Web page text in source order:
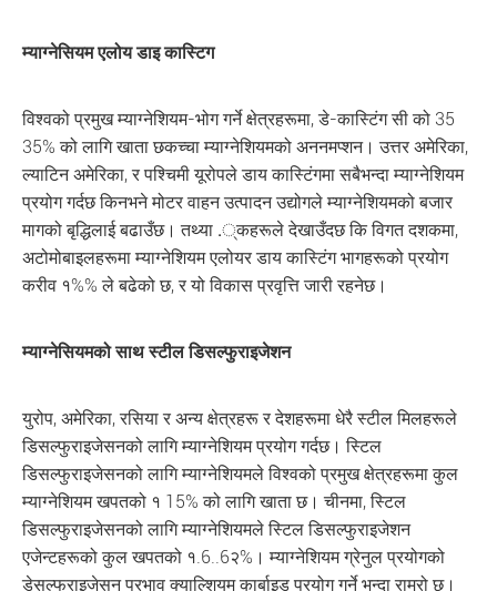
म्याग्नेसियम एलोय डाइ कास्टिग
विश्वको प्रमुख म्याग्नेशियम-भोग गर्ने क्षेत्रहरूमा, डे-कास्टिंग सी को 35
35% को लागि खाता छकच्चा म्याग्नेशियमको अननमप्शन। उत्तर अमेरिका,
ल्याटिन अमेरिका, र पश्चिमी यूरोपले डाय कास्टिंगमा सबैभन्दा म्याग्नेशियम
प्रयोग गर्दछ किनभने मोटर वाहन उत्पादन उद्योगले म्याग्नेशियमको बजार
मागको बृद्धिलाई बढाउँछ। तथ्या .्कहरूले देखाउँदछ कि विगत दशकमा,
अटोमोबाइलहरूमा म्याग्नेशियम एलोयर डाय कास्टिंग भागहरूको प्रयोग
करीव १%% ले बढेको छ, र यो विकास प्रवृत्ति जारी रहनेछ।
म्याग्नेसियमको साथ स्टील डिसल्फुराइजेशन
युरोप, अमेरिका, रसिया र अन्य क्षेत्रहरू र देशहरूमा धेरै स्टील मिलहरूले
डिसल्फुराइजेसनको लागि म्याग्नेशियम प्रयोग गर्दछ। स्टिल
डिसल्फुराइजेसनको लागि म्याग्नेशियमले विश्वको प्रमुख क्षेत्रहरूमा कुल
म्याग्नेशियम खपतको १ 15% को लागि खाता छ। चीनमा, स्टिल
डिसल्फुराइजेसनको लागि म्याग्नेशियमले स्टिल डिसल्फुराइजेशन
एजेन्टहरूको कुल खपतको १.6..6२%। म्याग्नेशियम ग्रेनुल प्रयोगको
डेसल्फुराइजेसन प्रभाव क्याल्शियम कार्बाइड प्रयोग गर्ने भन्दा राम्रो छ।